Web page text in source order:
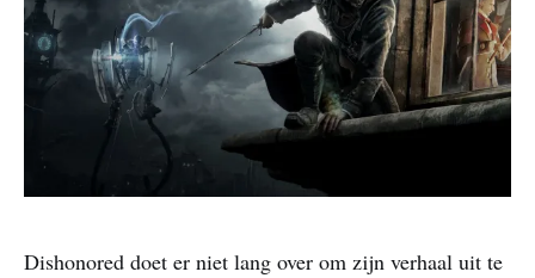
Dishonored doet er niet lang over om zijn verhaal uit te